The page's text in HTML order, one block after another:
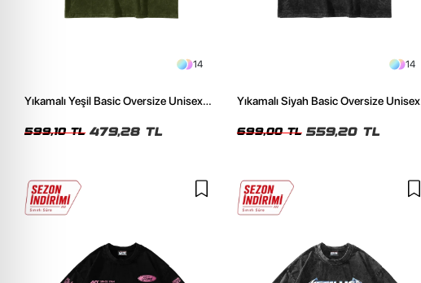
14
Yıkamalı Yeşil Basic Oversize Unisex
599,10 TL 479,28 TL
14
Yıkamalı Siyah Basic Oversize Unisex
699,00 TL 559,20 TL